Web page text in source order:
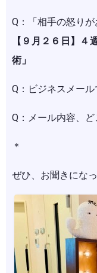
Q：「相手の怒り
【９月２６日】
術」
Q：ビジネスメー
Q：メール内容、
＊
ぜひ、お聞きにな